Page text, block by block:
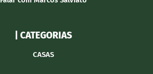
| CATEGORIAS
CASAS